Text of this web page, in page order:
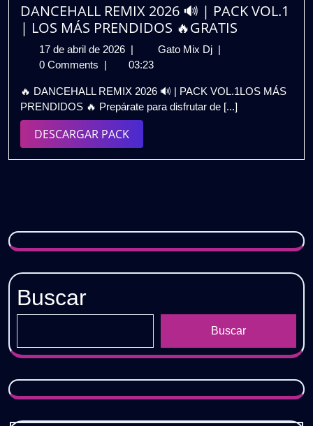
DANCEHALL REMIX 2026 🔊 | PACK VOL.1
| LOS MÁS PRENDIDOS 🔥GRATIS
17 de abril de 2026 17
de
de
2026
| Gato Mix Dj DANCEHALL
🔊
|
GRATIS
|
0 Comments | 03:23
🔥 DANCEHALL REMIX 2026 🔊 | PACK VOL.1LOS MÁS
PRENDIDOS 🔥 Prepárate para disfrutar de [...]
DESCARGAR PACKDESCARGAR
PACK
Buscar
Buscar